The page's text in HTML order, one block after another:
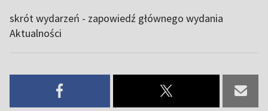
skrót wydarzeń - zapowiedź głównego wydania
Aktualności